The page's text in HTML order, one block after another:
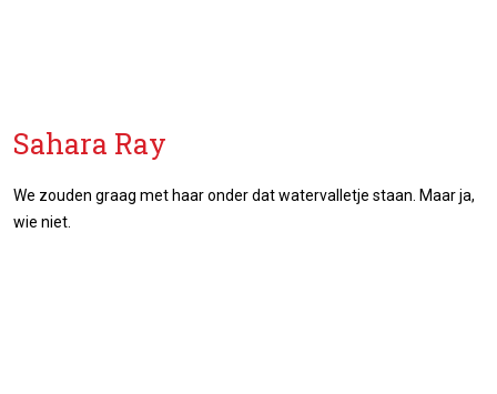
Sahara Ray
We zouden graag met haar onder dat watervalletje staan. Maar ja,
wie niet.